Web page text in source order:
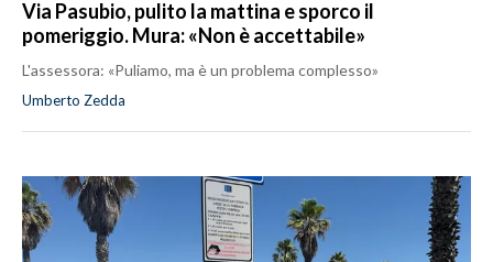
Via Pasubio, pulito la mattina e sporco il
pomeriggio. Mura: «Non è accettabile»
L'assessora: «Puliamo, ma è un problema complesso»
Umberto Zedda